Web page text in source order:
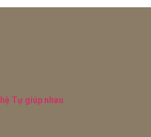
Tự giúp nhau